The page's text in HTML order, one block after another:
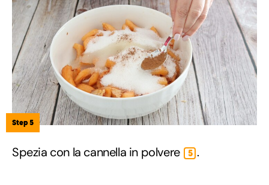
Step 5
Spezia con la cannella in polvere 5 .